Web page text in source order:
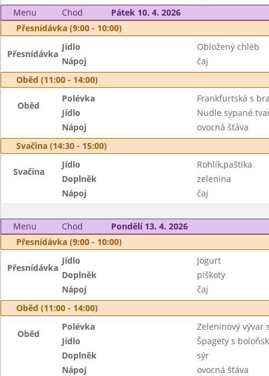
Menu
Chod
Pátek 10. 4. 2026
Přesnídávka (9:00 - 10:00)
Přesnídávka
Jídlo
Obložený chléb
Nápoj
čaj
Oběd (11:00 - 14:00)
Oběd
Polévka
Frankfurtská s
Jídlo
Nudle sypané
Nápoj
ovocná šťáva
Svačina (14:30 - 15:00)
Svačina
Jídlo
Rohlík,paštika
Doplněk
zelenina
Nápoj
čaj
Menu Chod
Pondělí 13. 4. 2026
Přesnídávka (9:00 - 10:00)
Přesnídávka
Jídlo
Jogurt
Doplněk
piškoty
Nápoj
čaj
Oběd (11:00 - 14:00)
Oběd
Polévka
Zeleninový vývar
Jídlo
Špagety s
Doplněk
sýr
Nápoj
ovocná šťáva